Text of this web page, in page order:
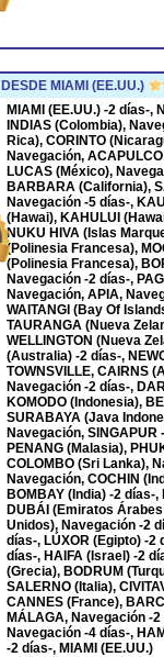
MIAMI (EE.UU.)
MIAMI (EE.UU.) -2 días-,
INDIAS (Colombia),
Rica), CORINTO
Navegación,
LUCAS (México),
BARBARA (California),
Navegación -5 días-,
(Hawai), KAHULUI
NUKU HIVA (Islas
(Polinesia Francesa),
(Polinesia Francesa),
Navegación -2 días-,
Navegación, APIA,
WAITANGI (Bay Of
TAURANGA (Nueva
WELLINGTON (Nueva
(Australia) -2 días-,
TOWNSVILLE, CAIRNS
Navegación -2 días-,
KOMODO (Indonesia),
SURABAYA (Java
Navegación, SINGAPUR
PENANG (Malasia),
COLOMBO (Sri Lanka),
Navegación, COCHIN
BOMBAY (India) -2 días-
DUBÁI (Emiratos
Unidos), Navegación -2
días-, LÚXOR (Egipto) -
días-, HAIFA (Israel) -2
(Grecia), BODRUM
SALERNO (Italia),
CANNES (France),
MÁLAGA, Navegación -
Navegación -4 días-,
-2 días-, MIAMI (EE.UU.)